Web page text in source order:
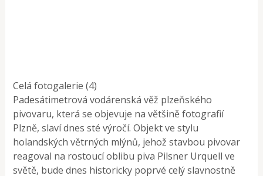
Celá fotogalerie (4)
Padesátimetrová vodárenská věž plzeňského
pivovaru, která se objevuje na většině fotografií
Plzně, slaví dnes sté výročí. Objekt ve stylu
holandských větrných mlýnů, jehož stavbou pivovar
reagoval na rostoucí oblibu piva Pilsner Urquell ve
světě, bude dnes historicky poprvé celý slavnostně